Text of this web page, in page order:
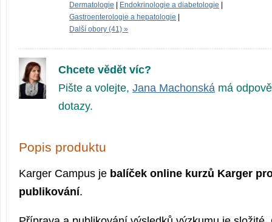
Dermatologie
Endokrinologie a diabetologie
Gastroenterologie a hepatologie
Další obory (41) »
Chcete vědět víc?
Pište a volejte, Jana Machonská má
dotazy.
Popis produktu
Karger Campus je balíček online kurzů Karger
publikování.